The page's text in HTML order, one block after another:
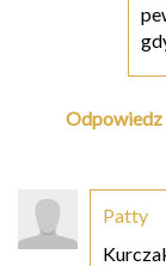
Odpowiedz
Patty